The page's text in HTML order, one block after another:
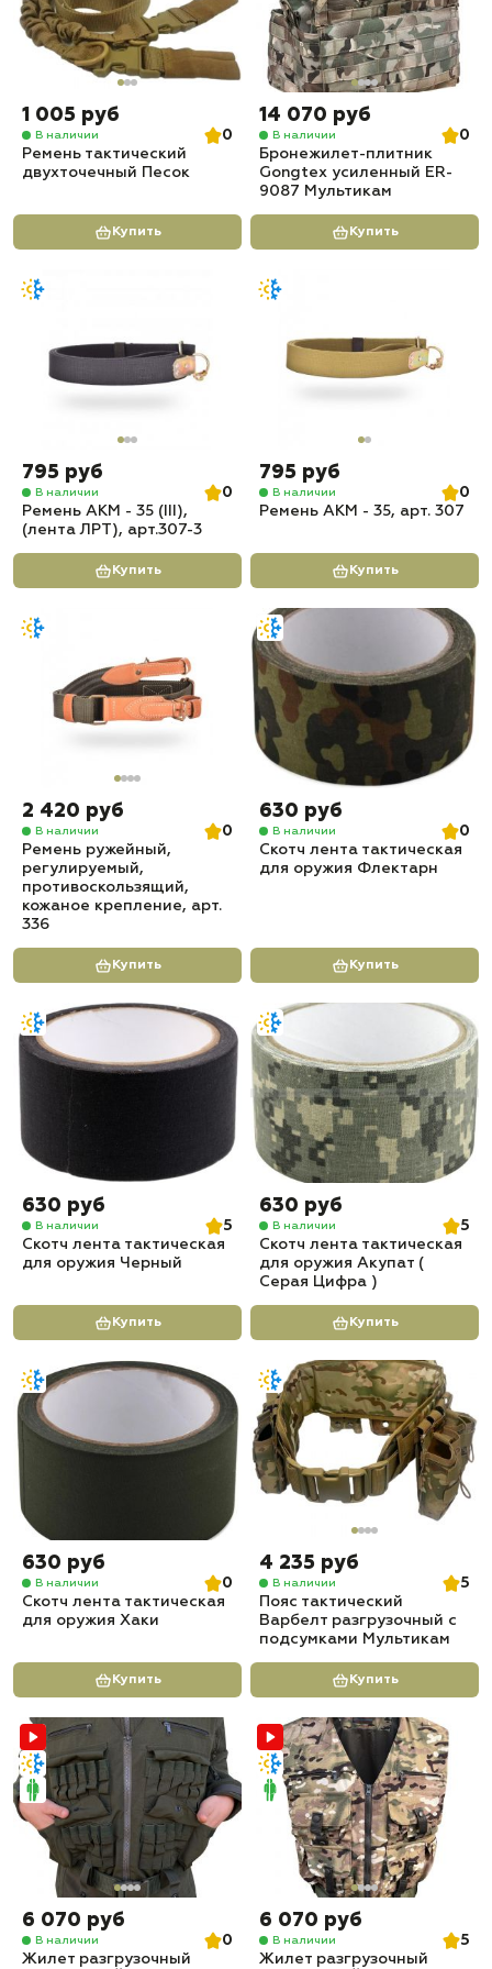
1 005 руб
В наличии
0
Ремень тактический
двухточечный Песок
Купить
14 070 руб
В наличии
0
Бронежилет-плитник
Gongtex усиленный ER-
9087 Мультикам
Купить
795 руб
В наличии
0
Ремень АКМ - 35 (III),
(лента ЛРТ), арт.307-3
Купить
795 руб
В наличии
0
Ремень АКМ - 35, арт. 307
Купить
2 420 руб
В наличии
0
Ремень ружейный,
регулируемый,
противоскользящий,
кожаное крепление, арт.
336
Купить
630 руб
В наличии
0
Скотч лента тактическая
для оружия Флектарн
Купить
630 руб
В наличии
5
Скотч лента тактическая
для оружия Черный
Купить
630 руб
В наличии
5
Скотч лента тактическая
для оружия Акупат (
Серая Цифра )
Купить
630 руб
В наличии
0
Скотч лента тактическая
для оружия Хаки
Купить
4 235 руб
В наличии
5
Пояс тактический
Варбелт разгрузочный с
подсумками Мультикам
Купить
6 070 руб
В наличии
0
Жилет разгрузочный
6 070 руб
В наличии
5
Жилет разгрузочный